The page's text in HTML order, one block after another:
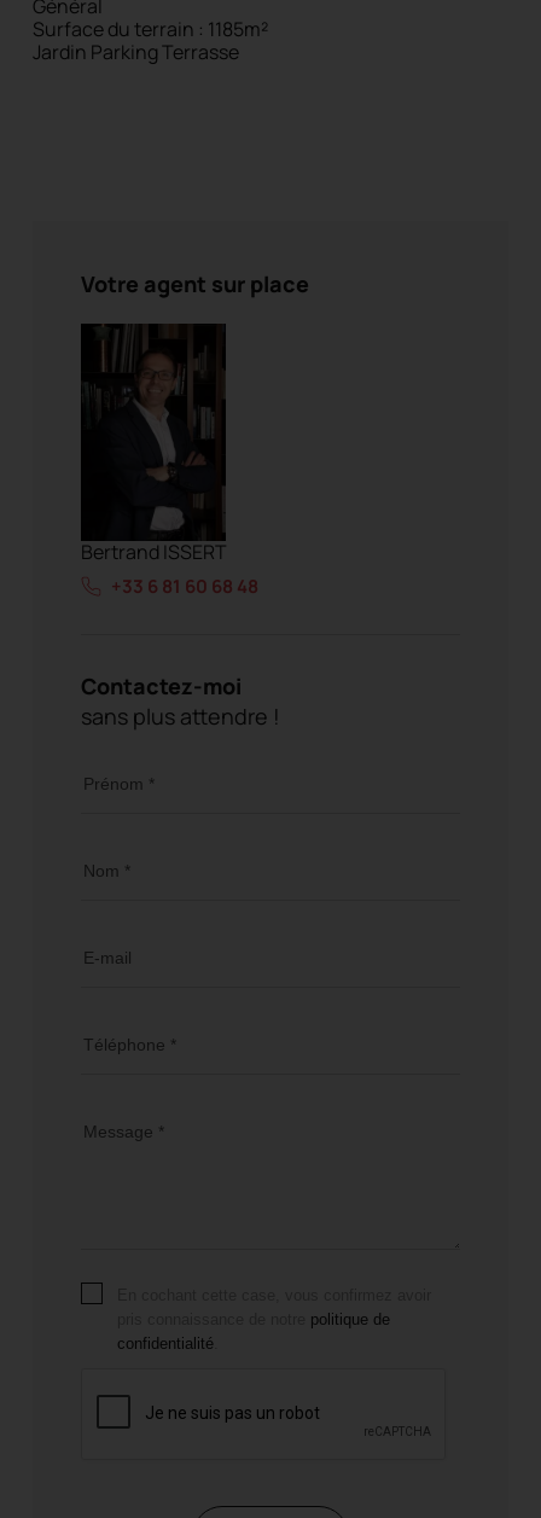
Général
Surface du terrain : 1185m²
Jardin ParkingTerrasse
Votre agent sur place
Bertrand ISSERT
+33 6 81 60 68 48
Contactez-moi
sans plus attendre !
Prénom *
Nom *
E-mail
Téléphone *
Message *
politique de
confidentialité